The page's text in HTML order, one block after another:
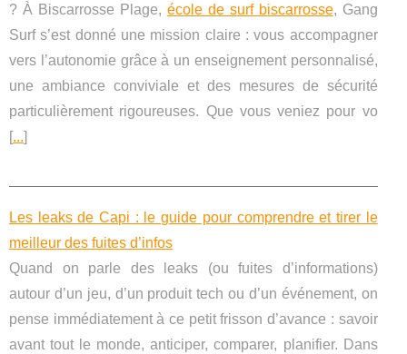
? À Biscarrosse Plage, école de surf biscarrosse, Gang
Surf s’est donné une mission claire : vous accompagner
vers l’autonomie grâce à un enseignement personnalisé,
une ambiance conviviale et des mesures de sécurité
particulièrement rigoureuses. Que vous veniez pour vo
[...]
Les leaks de Capi : le guide pour comprendre et tirer le
meilleur des fuites d’infos
Quand on parle des leaks (ou fuites d’informations)
autour d’un jeu, d’un produit tech ou d’un événement, on
pense immédiatement à ce petit frisson d’avance : savoir
avant tout le monde, anticiper, comparer, planifier. Dans